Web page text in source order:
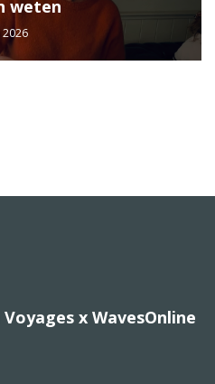
weten
2026
x WavesOnline